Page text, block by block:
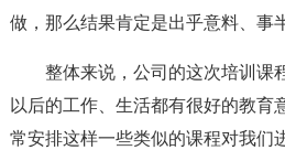
做，那么结果肯定是出乎意料、事
整体来说，公司的这次培训课
以后的工作、生活都有很好的教育
常安排这样一些类似的课程对我们